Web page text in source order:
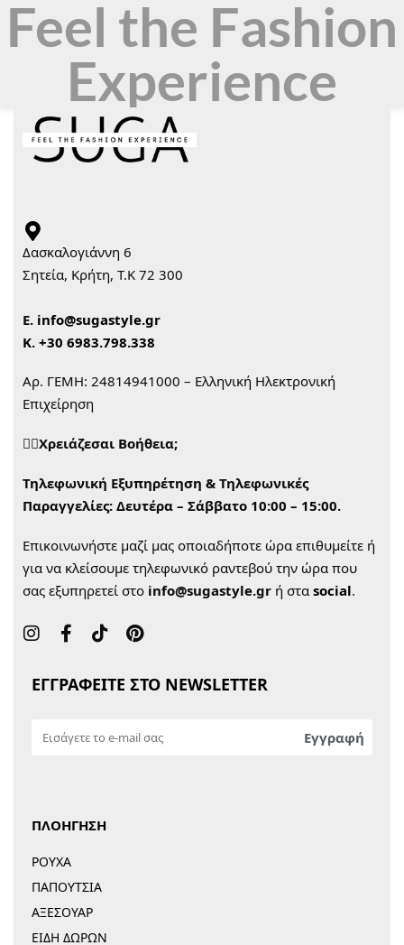
Feel the Fashion
Experience
Δασκαλογιάννη 6
Σητεία, Κρήτη, Τ.Κ 72 300
Ε. info@sugastyle.gr
Κ. +30 6983.798.338
Αρ. ΓΕΜΗ: 24814941000 – Ελληνική Ηλεκτρονική
Επιχείρηση
🙋‍♀️Χρειάζεσαι Βοήθεια;
Τηλεφωνική Εξυπηρέτηση & Τηλεφωνικές
Παραγγελίες: Δευτέρα – Σάββατο 10:00 – 15:00.
Επικοινωνήστε μαζί μας οποιαδήποτε ώρα επιθυμείτε ή
για να κλείσουμε τηλεφωνικό ραντεβού την ώρα που
σας εξυπηρετεί στο info@sugastyle.gr ή στα social.
ΕΓΓΡΑΦΕΙΤΕ ΣΤΟ NEWSLETTER
ΠΛΟΗΓΗΣΗ
ΡΟΥΧΑ
ΠΑΠΟΥΤΣΙΑ
ΑΞΕΣΟΥΑΡ
ΕΙΔΗ ΔΩΡΩΝ